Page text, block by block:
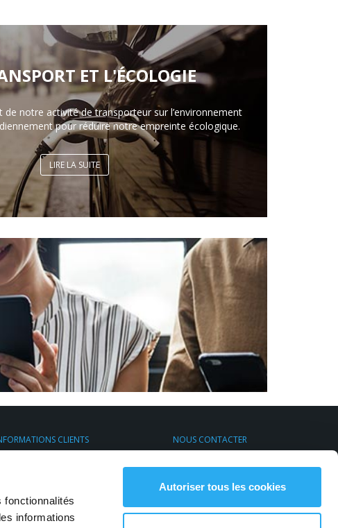
fonctionnalités
informations
Autoriser tous les cookies
ET L'ÉCOLOGIE
de notre activité de transporteur sur l’environnement
pour réduire notre empreinte écologique.
LIRE LA SUITE
CLIENTS
NOUS CONTACTER
S'inscrire à la newsletter
Contactez-nous